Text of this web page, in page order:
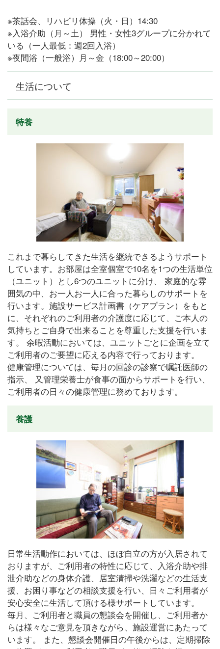
※茶話会、リハビリ体操（火・日）14:30
※入浴介助（月～土） 男性・女性3グループに分かれて
いる（一人最低：週2回入浴）
※夜間浴（一般浴）月～金（18:00～20:00）
生活について
特養
これまで暮らしてきた生活を継続できるようサポート
しています。お部屋は全室個室で10名を1つの生活単位
（ユニット）とし6つのユニットに分け、 家庭的な雰
囲気の中、お一人お一人に合った暮らしのサポートを
行います。施設サービス計画書（ケアプラン）をもと
に、それぞれのご利用者の介護度に応じて、ご本人の
気持ちとご自身で出来ることを尊重した支援を行いま
す。 余暇活動においては、ユニットごとに企画を立て
ご利用者のご要望に応える内容で行っております。
健康管理については、毎月の回診の診察で嘱託医師の
指示、 又管理栄養士が食事の面からサポートを行い、
ご利用者の日々の健康管理に務めております。
養護
日常生活動作においては、ほぼ自立の方が入居されて
おりますが、ご利用者の特性に応じて、入浴介助や排
泄介助などの身体介護、居室清掃や洗濯などの生活支
援、お困り事などの相談支援を行い、日々ご利用者が
安心安全に生活して頂ける様サポートしています。
毎月、ご利用者と職員の懇談会を開催し、ご利用者か
らは様々なご意見を頂きながら、施設運営にあたって
います。 また、懇談会開催日の午後からは、定期掃除